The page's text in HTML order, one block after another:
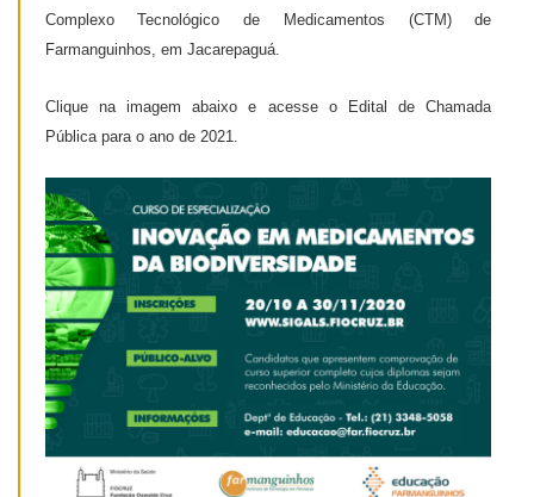
Complexo Tecnológico de Medicamentos (CTM) de
Farmanguinhos, em Jacarepaguá.
Clique na imagem abaixo e acesse o Edital de Chamada
Pública para o ano de 2021.